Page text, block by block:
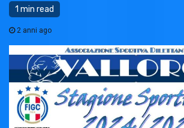
1 min read
2 anni ago